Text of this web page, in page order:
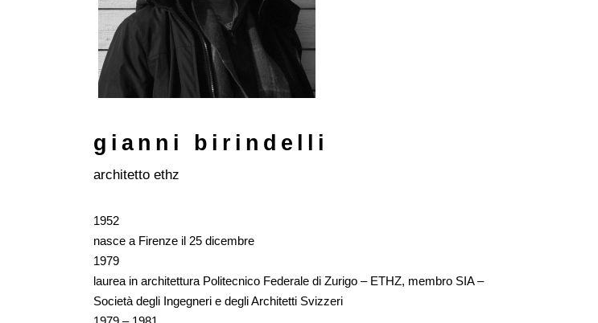
gianni birindelli
architetto ethz
1952
nasce a Firenze il 25 dicembre
1979
laurea in architettura Politecnico Federale di Zurigo – ETHZ, membro SIA –
Società degli Ingegneri e degli Architetti Svizzeri